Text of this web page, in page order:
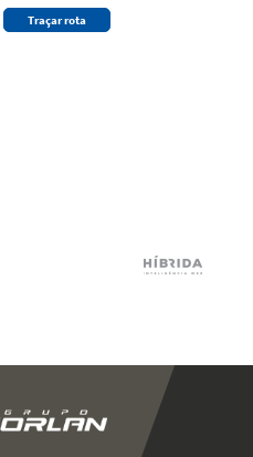
Traçar rota